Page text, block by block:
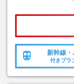
新幹線・
付きプラ